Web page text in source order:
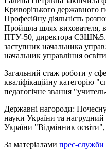
Криворізького державного
Професійну діяльність
Пройшла шлях вихователя,
ПТУ-50, директора СЗШ№5.
заступник начальника
начальник управління
Загальний стаж роботи у
кваліфікаційну категорію
педагогічне звання
Державні нагороди: Почесну
науки України та нагрудний
України "Відмінник
За матеріалами прес-служби